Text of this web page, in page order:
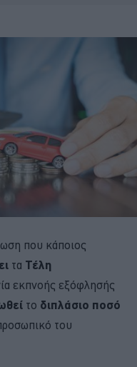
που κάποιος
τα Τέλη
εκπνοής εξόφλησής
το διπλάσιο ποσό
του